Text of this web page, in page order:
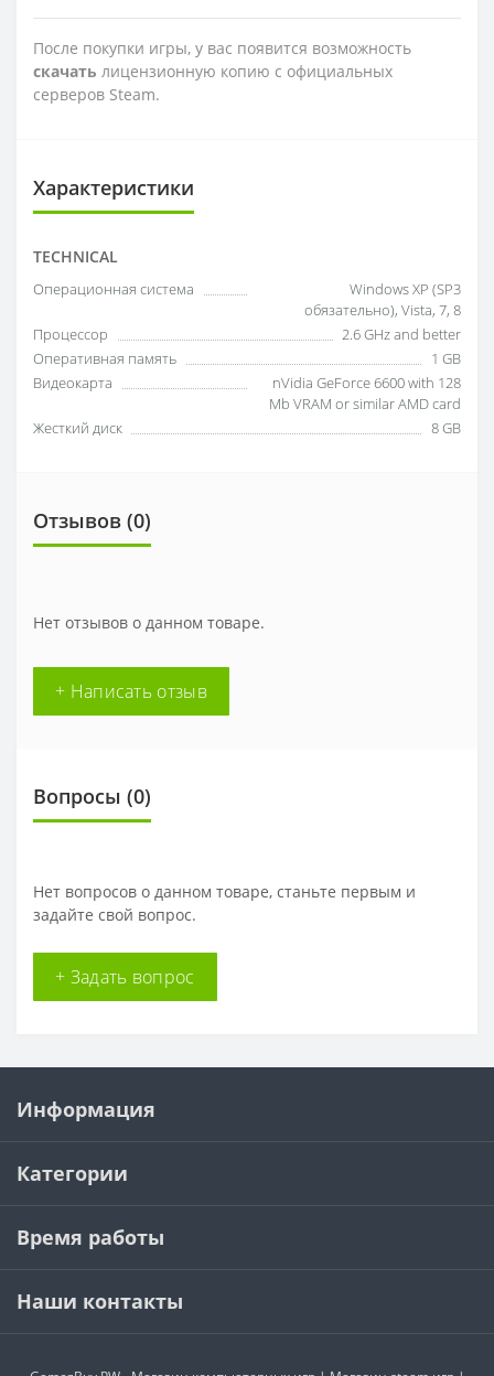
После покупки игры, у вас появится возможность
скачать лицензионную копию с официальных
серверов Steam.
Характеристики
TECHNICAL
Операционная система
Windows XP (SP3
обязательно), Vista, 7, 8
Процессор
2.6 GHz and better
Оперативная память
1 GB
Видеокарта
nVidia GeForce 6600 with 128
Mb VRAM or similar AMD card
Жесткий диск
8 GB
Отзывов (0)
Нет отзывов о данном товаре.
+ Написать отзыв
Вопросы (0)
Нет вопросов о данном товаре, станьте первым и
задайте свой вопрос.
+ Задать вопрос
Информация
Категории
Время работы
Наши контакты